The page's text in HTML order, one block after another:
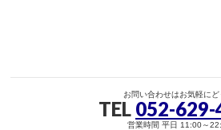
お問い合わせはお気軽にど
TEL 052-629-
営業時間 平日 11:00～